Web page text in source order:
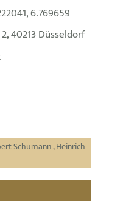
6.769659
40213 Düsseldorf
Schumann,Heinrich